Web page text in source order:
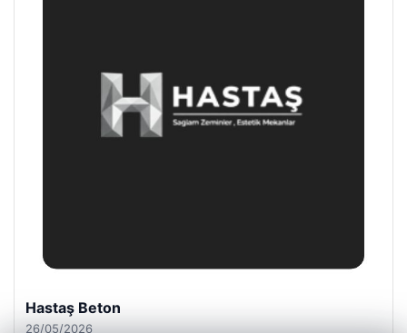
Enes Kaplan Avukatlık Bürosu
28/04/2026